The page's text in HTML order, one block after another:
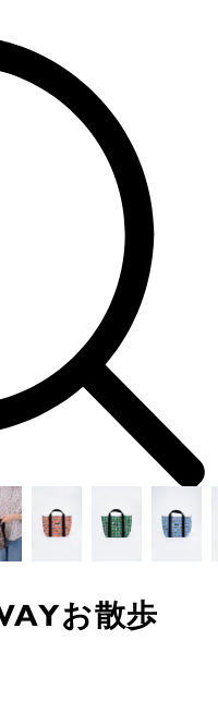
お散歩